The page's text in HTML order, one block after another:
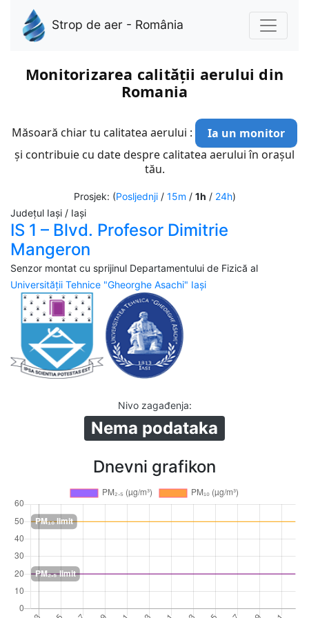
Strop de aer - România
Monitorizarea calității aerului din
Romania
Măsoară chiar tu calitatea aerului :
Ia un monitor
și contribuie cu date despre calitatea aerului în orașul
tău.
Prosjek: (Posljednji/ 15m / 1h / 24h)
Județul Iași / Iași
IS 1 – Blvd. Profesor Dimitrie
Mangeron
Senzor montat cu sprijinul Departamentului de Fizică al
Universității Tehnice "Gheorghe Asachi" Iași
Nivo zagađenja:
Nema podataka
Dnevni grafikon